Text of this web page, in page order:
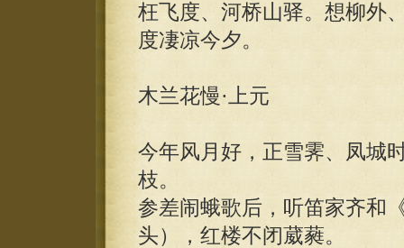
枉飞度、河桥山驿。想柳外
度凄凉今夕。
木兰花慢·上元
今年风月好，正雪霁、凤城
枝。
参差闹蛾歌后，听笛家齐和
头），红楼不闭葳蕤。